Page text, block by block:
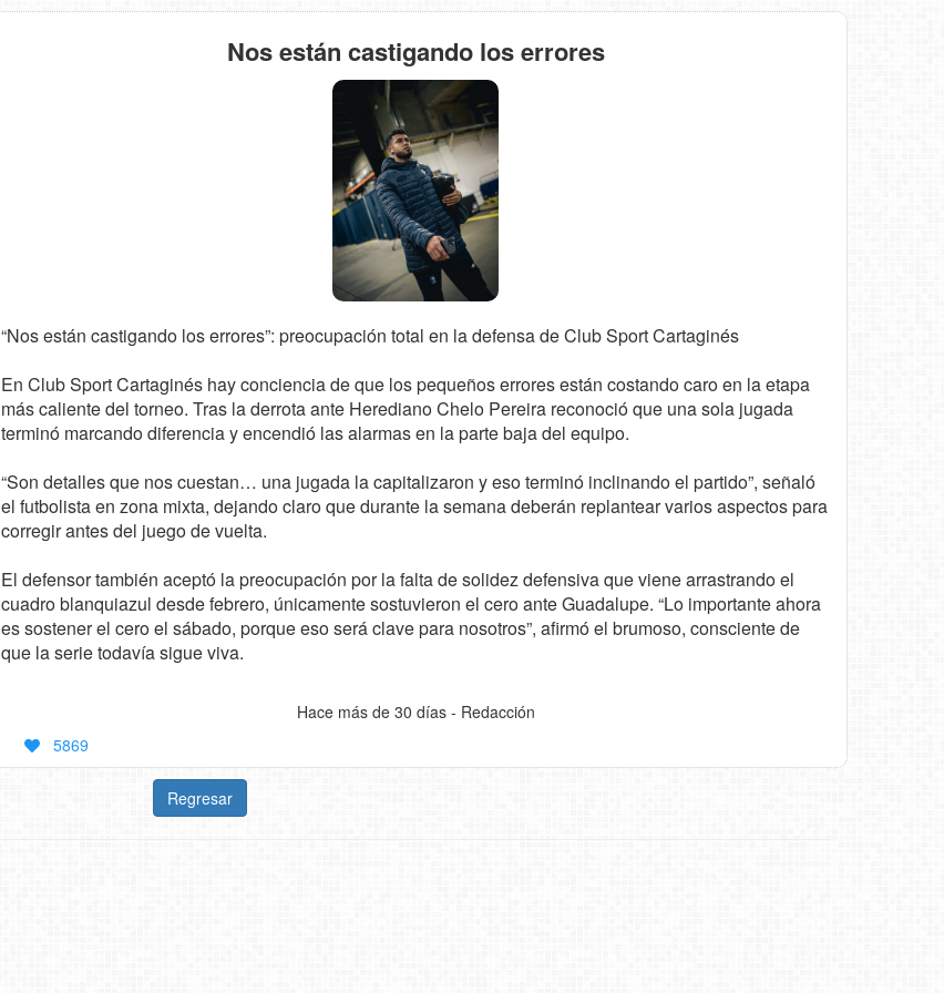
Nos están castigando los errores
“Nos están castigando los errores”: preocupación total en la defensa de Club Sport Cartaginés
En Club Sport Cartaginés hay conciencia de que los pequeños errores están costando caro en la etapa
más caliente del torneo. Tras la derrota ante Herediano Chelo Pereira reconoció que una sola jugada
terminó marcando diferencia y encendió las alarmas en la parte baja del equipo.
“Son detalles que nos cuestan… una jugada la capitalizaron y eso terminó inclinando el partido”, señaló
el futbolista en zona mixta, dejando claro que durante la semana deberán replantear varios aspectos para
corregir antes del juego de vuelta.
El defensor también aceptó la preocupación por la falta de solidez defensiva que viene arrastrando el
cuadro blanquiazul desde febrero, únicamente sostuvieron el cero ante Guadalupe. “Lo importante ahora
es sostener el cero el sábado, porque eso será clave para nosotros”, afirmó el brumoso, consciente de
que la serie todavía sigue viva.
Hace más de 30 días - Redacción
5869
Regresar